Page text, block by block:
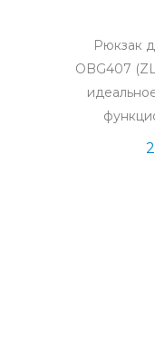
Рюкзак
OBG407